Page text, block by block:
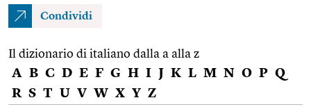
Condividi
Il dizionario di italiano dalla a alla z
A B C D E F G H I J K L M N O P Q
R S T U V W X Y Z